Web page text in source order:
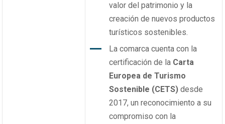
valor del patrimonio y la
creación de nuevos productos
turísticos sostenibles.
La comarca cuenta con la
certificación de la Carta
Europea de Turismo
Sostenible (CETS)desde
2017, un reconocimiento a su
compromiso con la